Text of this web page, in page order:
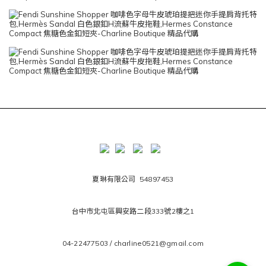
夏琳有限公司 54897453
台中市北屯區興安路二段333號2樓之1
04-22477503 / charline0521@gmail.com